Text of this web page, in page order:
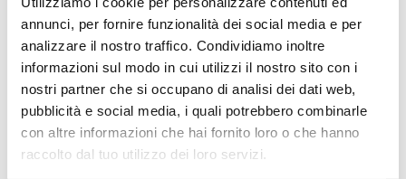
annunci, per fornire funzionalità dei social media e per
analizzare il nostro traffico. Condividiamo inoltre
informazioni sul modo in cui utilizzi il nostro sito con i
nostri partner che si occupano di analisi dei dati web,
pubblicità e social media, i quali potrebbero combinarle
con altre informazioni che hai fornito loro o che hanno
raccolto dal tuo utilizzo dei loro servizi.
see how OctoCore ensures gentle handling and
premium quality for even the most delicate vegetable
products.